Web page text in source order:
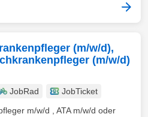
(m/w/d),
(m/w/d)
JobRad
JobTicket
m/w/d , ATA m/w/d oder